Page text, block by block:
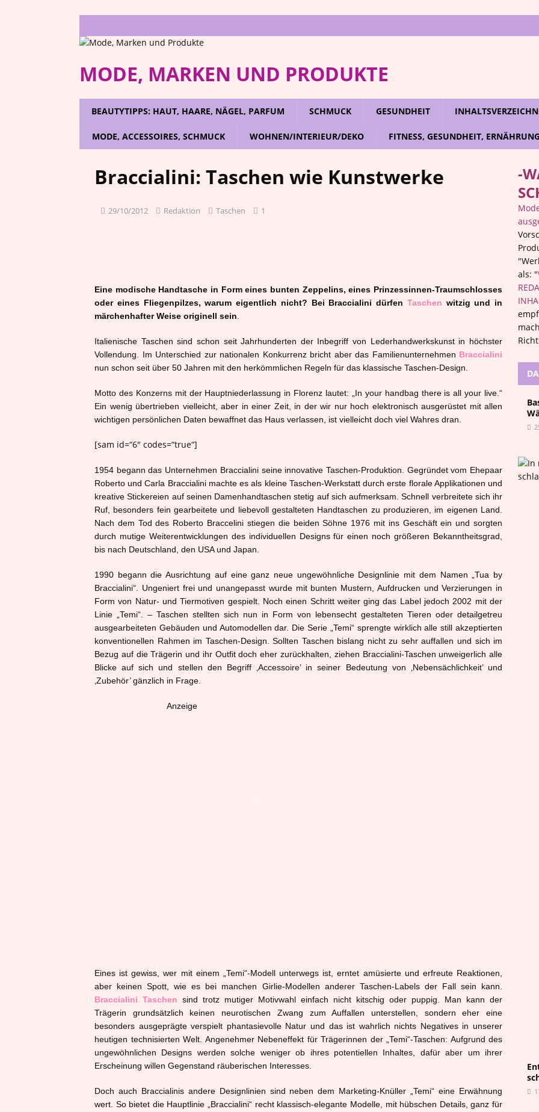
MODE, MARKEN UND PRODUKTE
BEAUTYTIPPS: HAUT, HAARE, NÄGEL, PARFUM SCHMUCK GESUNDHEIT
MODE, ACCESSOIRES, SCHMUCK WOHNEN/INTERIEUR/DEKO FITNESS, GESUNDHEIT, ERNÄHRUNG
Braccialini: Taschen wie Kunstwerke
29/10/2012 Redaktion Taschen 1
Eine modische Handtasche in Form eines bunten Zeppelins, eines Prinzessinnen-Traumschlosses
oder eines Fliegenpilzes, warum eigentlich nicht? Bei Braccialini dürfen Taschen witzig und in
märchenhafter Weise originell sein
Italienische Taschen sind schon seit Jahrhunderten der Inbegriff von Lederhandwerkskunst in höchster
Vollendung. Im Unterschied zur nationalen Konkurrenz bricht aber das Familienunternehmen Braccialini
nun schon seit über 50 Jahren mit den herkömmlichen Regeln für das klassische Taschen-Design.
Motto des Konzerns mit der Hauptniederlassung in Florenz lautet: „In your handbag there is all your live.“
Ein wenig übertrieben vielleicht, aber in einer Zeit, in der wir nur hoch elektronisch ausgerüstet mit allen
wichtigen persönlichen Daten bewaffnet das Haus verlassen, ist vielleicht doch viel Wahres dran.
[sam id=“6″ codes=“true“]
1954 begann das Unternehmen Braccialini seine innovative Taschen-Produktion. Gegründet vom Ehepaar
Roberto und Carla Braccialini machte es als kleine Taschen-Werkstatt durch erste florale Applikationen und
kreative Stickereien auf seinen Damenhandtaschen stetig auf sich aufmerksam. Schnell verbreitete sich ihr
Ruf, besonders fein gearbeitete und liebevoll gestalteten Handtaschen zu produzieren, im eigenen Land.
Nach dem Tod des Roberto Braccelini stiegen die beiden Söhne 1976 mit ins Geschäft ein und sorgten
durch mutige Weiterentwicklungen des individuellen Designs für einen noch größeren Bekanntheitsgrad,
bis nach Deutschland, den USA und Japan.
1990 begann die Ausrichtung auf eine ganz neue ungewöhnliche Designlinie mit dem Namen „Tua by
Braccialini“. Ungeniert frei und unangepasst wurde mit bunten Mustern, Aufdrucken und Verzierungen in
Form von Natur- und Tiermotiven gespielt. Noch einen Schritt weiter ging das Label jedoch 2002 mit der
Linie „Temi“. – Taschen stellten sich nun in Form von lebensecht gestalteten Tieren oder detailgetreu
ausgearbeiteten Gebäuden und Automodellen dar. Die Serie „Temi“ sprengte wirklich alle still akzeptierten
konventionellen Rahmen im Taschen-Design. Sollten Taschen bislang nicht zu sehr auffallen und sich im
Bezug auf die Trägerin und ihr Outfit doch eher zurückhalten, ziehen Braccialini-Taschen unweigerlich alle
Blicke auf sich und stellen den Begriff ‚Accessoire’ in seiner Bedeutung von ‚Nebensächlichkeit’ und
‚Zubehör’ gänzlich in Frage.
Anzeige
Eines ist gewiss, wer mit einem „Temi“-Modell unterwegs ist, erntet amüsierte und erfreute Reaktionen,
aber keinen Spott, wie es bei manchen Girlie-Modellen anderer Taschen-Labels der Fall sein kann.
Braccialini Taschen sind trotz mutiger Motivwahl einfach nicht kitschig oder puppig. Man kann der
Trägerin grundsätzlich keinen neurotischen Zwang zum Auffallen unterstellen, sondern eher eine
besonders ausgeprägte verspielt phantasievolle Natur und das ist wahrlich nichts Negatives in unserer
heutigen technisierten Welt. Angenehmer Nebeneffekt für Trägerinnen der „Temi“-Taschen: Aufgrund des
ungewöhnlichen Designs werden solche weniger ob ihres potentiellen Inhaltes, dafür aber um ihrer
Erscheinung willen Gegenstand räuberischen Interesses.
Doch auch Braccialinis andere Designlinien sind neben dem Marketing-Knüller „Temi“ eine Erwähnung
wert. So bietet die Hauptlinie „Braccialini“ recht klassisch-elegante Modelle, mit hübschen Details, ganz für
-
als: "